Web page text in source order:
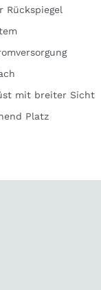
Rückspiegel
mit breiter Sicht
Platz